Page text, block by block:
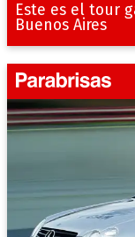
Este es el tour
Buenos Aires